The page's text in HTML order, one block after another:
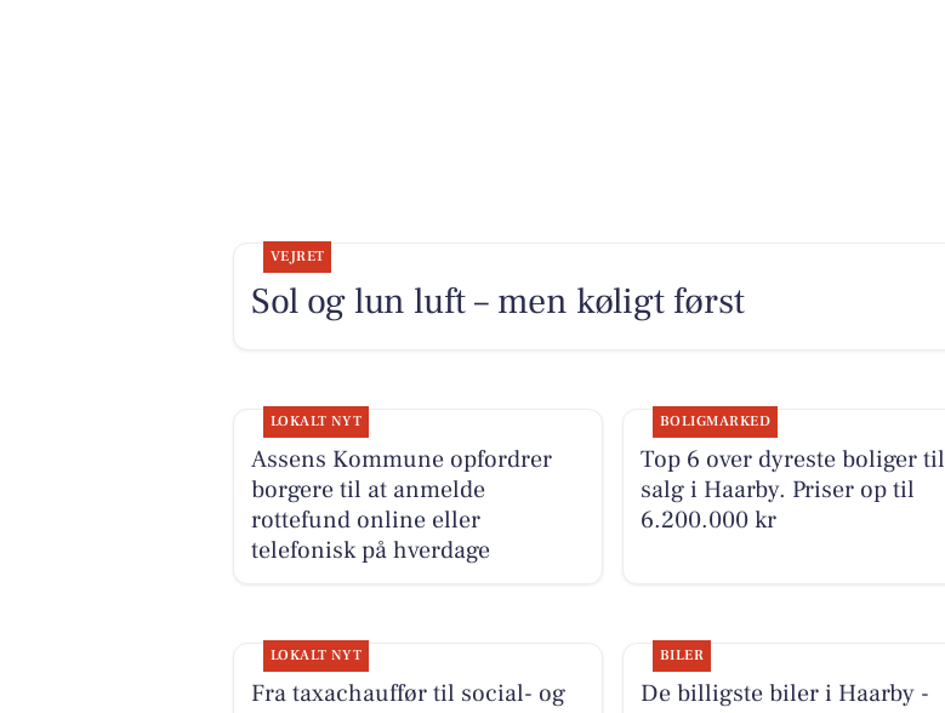
VEJRET
Sol og lun luft – men køligt først
LOKALT NYT
Assens Kommune opfordrer
borgere til at anmelde
rottefund online eller
telefonisk på hverdage
BOLIGMARKED
Top 6 over dyreste boliger til
salg i Haarby. Priser op til
6.200.000 kr
LOKALT NYT
Fra taxachauffør til social- og
BILER
De billigste biler i Haarby -